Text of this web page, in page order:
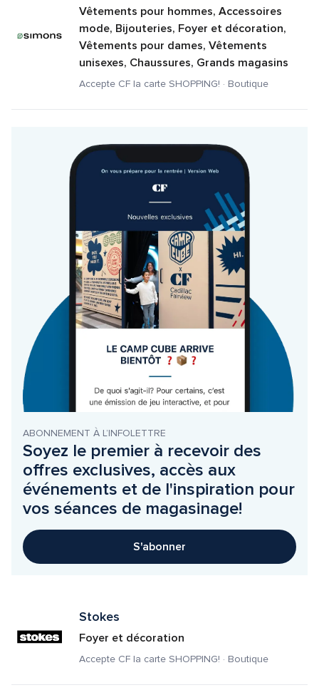
Vêtements pour hommes, Accessoires
mode, Bijouteries, Foyer et décoration,
Vêtements pour dames, Vêtements
unisexes, Chaussures, Grands magasins
Accepte CF la carte SHOPPING! · Boutique
ABONNEMENT À L’INFOLETTRE
Soyez le premier à recevoir des
offres exclusives, accès aux
événements et de l'inspiration pour
vos séances de magasinage!
S'abonner
Stokes
Foyer et décoration
Accepte CF la carte SHOPPING! · Boutique